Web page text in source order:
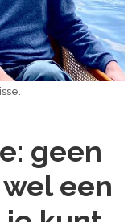
geen
een